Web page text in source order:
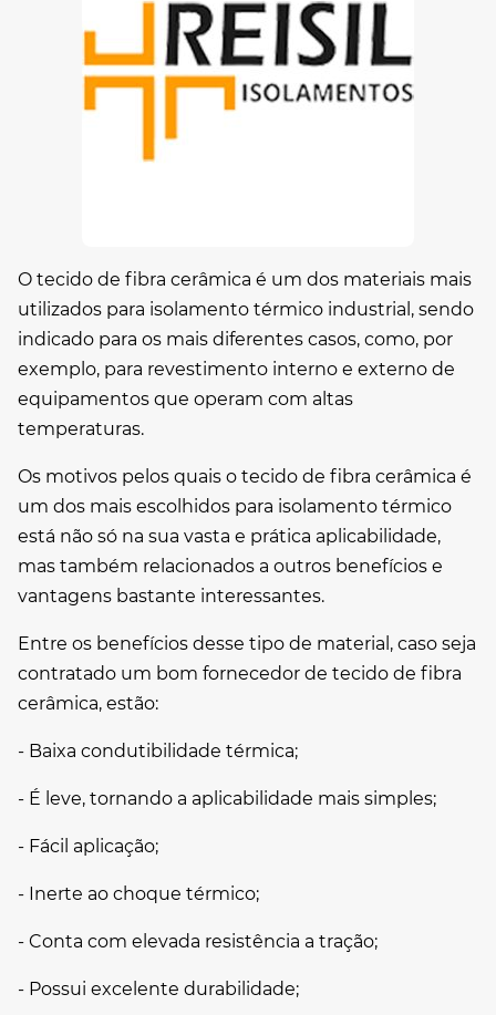
O tecido de fibra cerâmica é um dos materiais mais
utilizados para isolamento térmico industrial, sendo
indicado para os mais diferentes casos, como, por
exemplo, para revestimento interno e externo de
equipamentos que operam com altas
temperaturas.
Os motivos pelos quais o tecido de fibra cerâmica é
um dos mais escolhidos para isolamento térmico
está não só na sua vasta e prática aplicabilidade,
mas também relacionados a outros benefícios e
vantagens bastante interessantes.
Entre os benefícios desse tipo de material, caso seja
contratado um bom fornecedor de tecido de fibra
cerâmica, estão:
- Baixa condutibilidade térmica;
- É leve, tornando a aplicabilidade mais simples;
- Fácil aplicação;
- Inerte ao choque térmico;
- Conta com elevada resistência a tração;
- Possui excelente durabilidade;